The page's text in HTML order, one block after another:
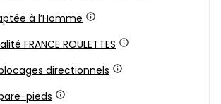
à l’Homme
FRANCE ROULETTES
directionnels
pieds